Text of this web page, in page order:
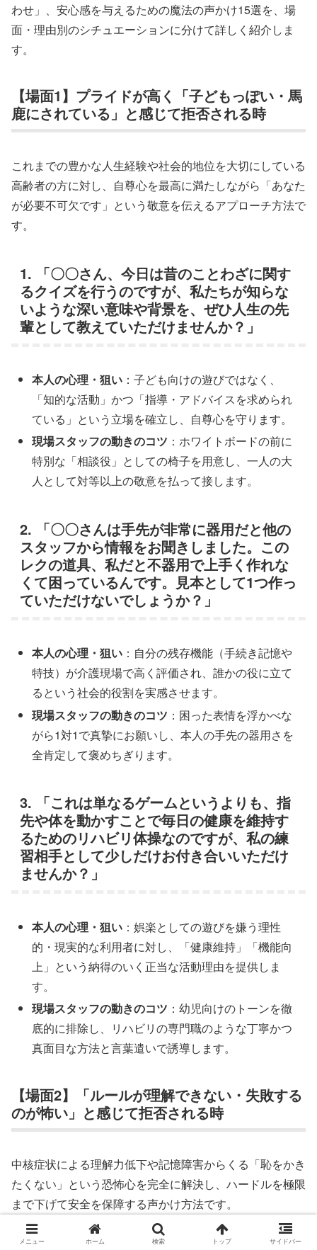
わせ」、安心感を与えるための魔法の声かけ15選を、場
面・理由別のシチュエーションに分けて詳しく紹介しま
す。
【場面1】プライドが高く「子どもっぽい・馬
鹿にされている」と感じて拒否される時
これまでの豊かな人生経験や社会的地位を大切にしている
高齢者の方に対し、自尊心を最高に満たしながら「あなた
が必要不可欠です」という敬意を伝えるアプローチ方法で
す。
1. 「〇〇さん、今日は昔のことわざに関す
るクイズを行うのですが、私たちが知らな
いような深い意味や背景を、ぜひ人生の先
輩として教えていただけませんか？」
本人の心理・狙い ：子ども向けの遊びではなく、
「知的な活動」かつ「指導・アドバイスを求められ
ている」という立場を確立し、自尊心を守ります。
現場スタッフの動きのコツ ：ホワイトボードの前に
特別な「相談役」としての椅子を用意し、一人の大
人として対等以上の敬意を払って接します。
2. 「〇〇さんは手先が非常に器用だと他の
スタッフから情報をお聞きしました。この
レクの道具、私だと不器用で上手く作れな
くて困っているんです。見本として1つ作っ
ていただけないでしょうか？」
本人の心理・狙い ：自分の残存機能（手続き記憶や
特技）が介護現場で高く評価され、誰かの役に立て
るという社会的役割を実感させます。
現場スタッフの動きのコツ ：困った表情を浮かべな
がら1対1で真摯にお願いし、本人の手先の器用さを
全肯定して褒めちぎります。
3. 「これは単なるゲームというよりも、指
先や体を動かすことで毎日の健康を維持す
るためのリハビリ体操なのですが、私の練
習相手として少しだけお付き合いいただけ
ませんか？」
本人の心理・狙い ：娯楽としての遊びを嫌う理性
的・現実的な利用者に対し、「健康維持」「機能向
上」という納得のいく正当な活動理由を提供しま
す。
現場スタッフの動きのコツ ：幼児向けのトーンを徹
底的に排除し、リハビリの専門職のような丁寧かつ
真面目な方法と言葉遣いで誘導します。
【場面2】「ルールが理解できない・失敗する
のが怖い」と感じて拒否される時
中核症状による理解力低下や記憶障害からくる「恥をかき
たくない」という恐怖心を完全に解決し、ハードルを極限
まで下げて安全を保障する声かけ方法です。
メニュー ホーム 検索 トップ サイドバー